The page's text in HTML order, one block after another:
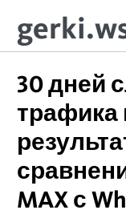
30 дней
MAX с